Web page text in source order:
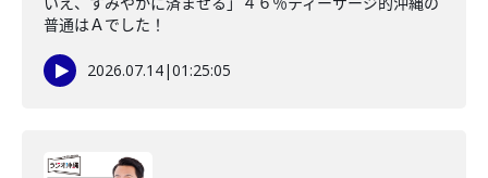
普通はＡでした！
2026.07.14|01:25:05